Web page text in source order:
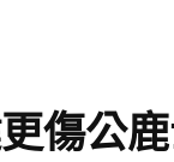
傷公